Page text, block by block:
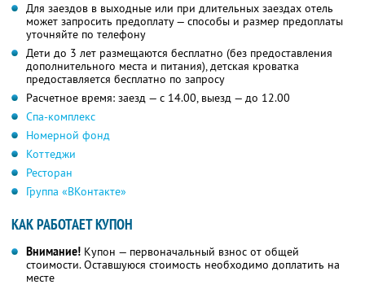
Для заездов в выходные или при длительных заездах отель
может запросить предоплату — способы и размер предоплаты
уточняйте по телефону
Дети до 3 лет размещаются бесплатно (без предоставления
дополнительного места и питания), детская кроватка
предоставляется бесплатно по запросу
Расчетное время: заезд — с 14.00, выезд — до 12.00
Спа-комплекс
Номерной фонд
Коттеджи
Ресторан
Группа «ВКонтакте»
КАК РАБОТАЕТ КУПОН
Внимание! Купон — первоначальный взнос от общей
стоимости. Оставшуюся стоимость необходимо доплатить на
месте